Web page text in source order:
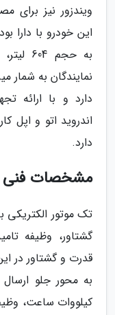
ویندزور نیز
به
نمایندگان به شمار
اندروید اتو و اپل
دارد.
مشخصات فنی
گشتاور، وظیفه
قدرت و گشتاور در
کیلووات ساعت،